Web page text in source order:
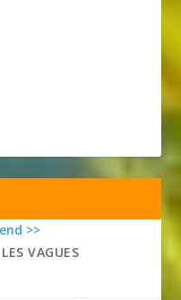
>>
VAGUES